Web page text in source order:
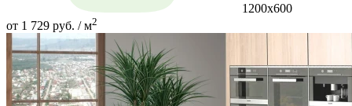
1200x600
от 1 729 руб. / м2